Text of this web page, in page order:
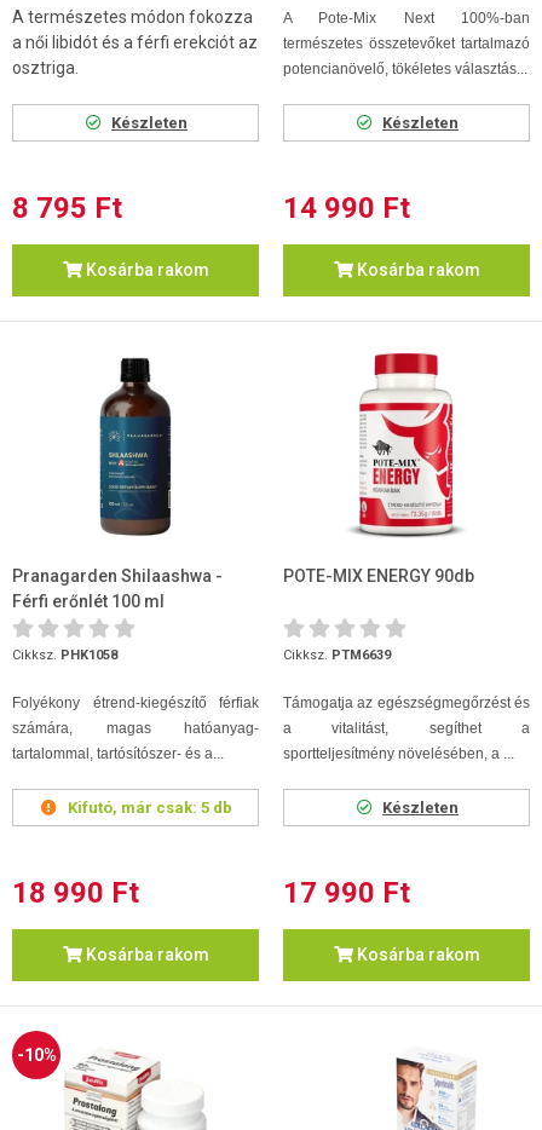
A természetes módon fokozza
a női libidót és a férfi erekciót az
osztriga.
Készleten
8 795 Ft
Kosárba rakom
A Pote-Mix Next 100%-ban
természetes összetevőket tartalmazó
potencianövelő, tökéletes választás...
Készleten
14 990 Ft
Kosárba rakom
Pranagarden Shilaashwa -
Férfi erőnlét 100 ml
Cikksz. PHK1058
Folyékony étrend-kiegészítő férfiak
számára, magas hatóanyag-
tartalommal, tartósítószer- és a...
Kifutó, már csak: 5 db
18 990 Ft
Kosárba rakom
POTE-MIX ENERGY 90db
Cikksz. PTM6639
Támogatja az egészségmegőrzést és
a vitalitást, segíthet a
sportteljesítmény növelésében, a ...
Készleten
17 990 Ft
Kosárba rakom
-10%